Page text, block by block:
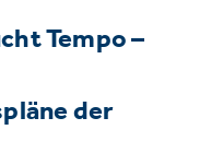
Tempo –
der